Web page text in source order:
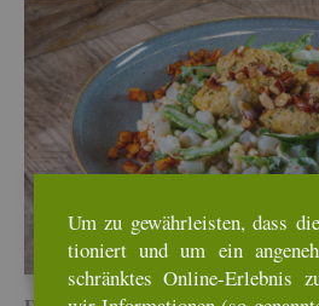
Um zu ge­währ­leis­ten, dass
tio­niert und um ein
schränk­tes On­line-Er­leb­nis